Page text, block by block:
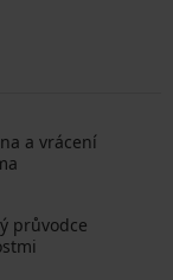
a vrácení
průvodce